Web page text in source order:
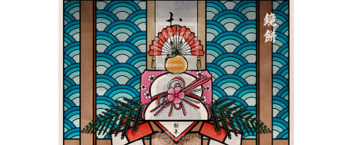
Le Kagamimochi 鏡餅 |
Shiki 四季
Yokai